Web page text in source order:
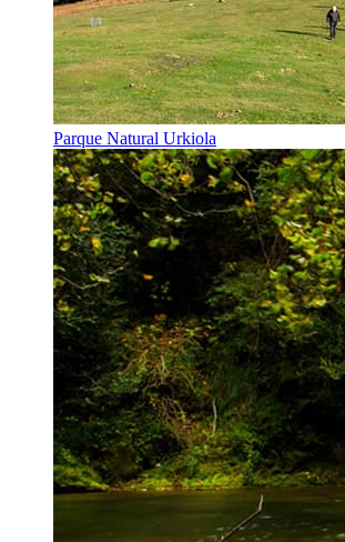
Parque Natural Urkiola